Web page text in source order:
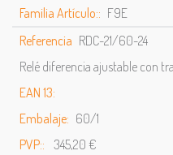
Familia Artículo:: F9E
Referencia RDC-21/60-24
Relé diferencia ajustable con
EAN 13:
Embalaje: 60/1
PVP:: 345,20 €